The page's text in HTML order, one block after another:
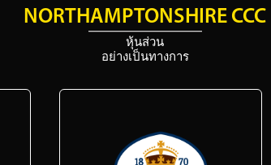
NORTHAMPTONSHIRE CCC
หุ้นส่วน
อย่างเป็นทางการ